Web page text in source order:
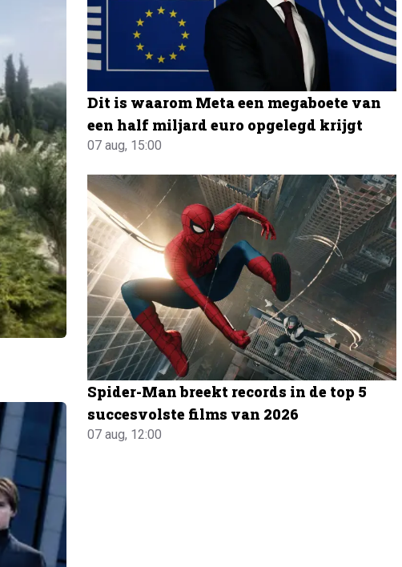
Dit is waarom Meta een megaboete van
een half miljard euro opgelegd krijgt
07 aug, 15:00
Spider-Man breekt records in de top 5
succesvolste films van 2026
07 aug, 12:00